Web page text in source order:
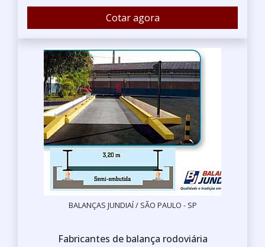
Cotar agora
BALANÇAS JUNDIAÍ / SÃO PAULO - SP
Fabricantes de balança rodoviária